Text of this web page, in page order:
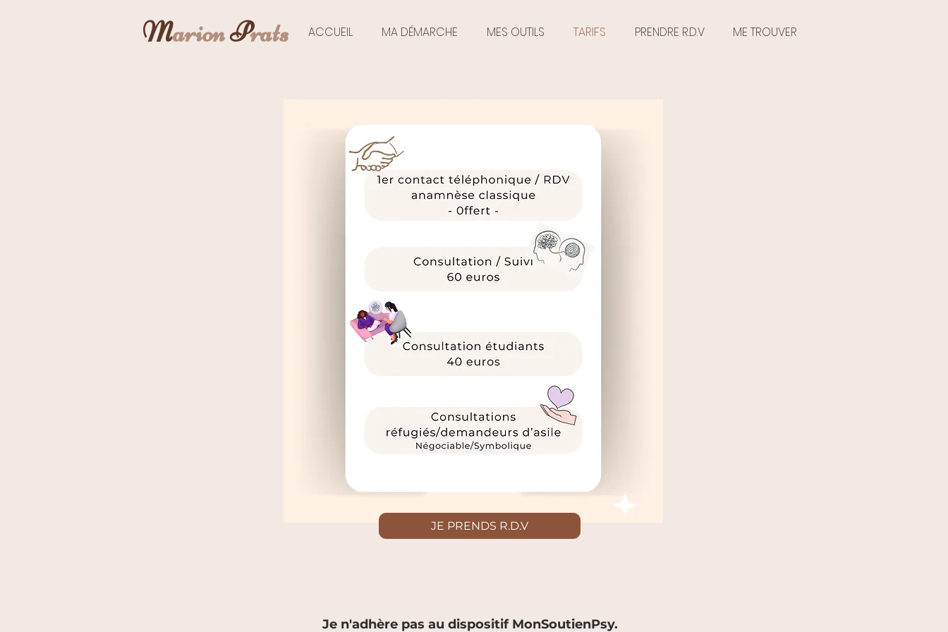
MarionPrats ACCUEIL MA DÉMARCHE MES OUTILS TARIFS PRENDRE R.D.V ME TROUVER
JE PRENDS R.D.V
Je n'adhère pas au dispositif MonSoutienPsy.